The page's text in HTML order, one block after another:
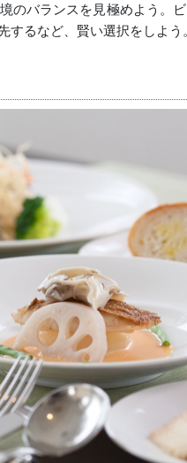
のバランスを見極めよう。ビ
るなど、賢い選択をしよう